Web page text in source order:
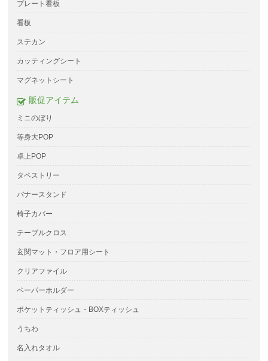
プレート看板
看板
ステカン
カッティングシート
マグネットシート
販促アイテム
ミニのぼり
等身大POP
卓上POP
タペストリー
バナースタンド
椅子カバー
テーブルクロス
玄関マット・フロア用シート
クリアファイル
ペーパーホルダー
ポケットティッシュ・BOXティッシュ
うちわ
名入れタオル